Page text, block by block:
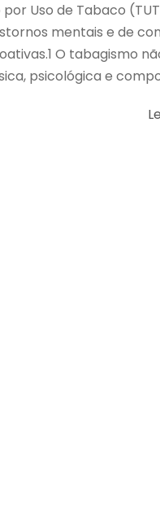
por Uso de Tabaco
mentais e de
O tabagismo
psicológica e